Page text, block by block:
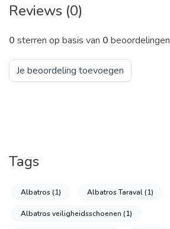
Reviews (0)
0 sterren op basis van 0 beoordelingen
Je beoordeling toevoegen
Tags
Albatros(1) Albatros Taraval(1)
Albatros veiligheidsschoenen (1)